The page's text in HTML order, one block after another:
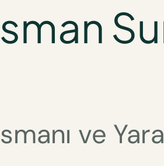
ve